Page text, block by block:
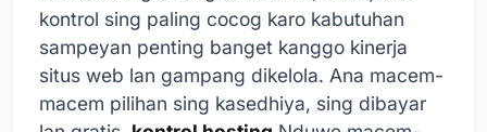
kontrol sing paling cocog karo kabutuhan
sampeyan penting banget kanggo kinerja
situs web lan gampang dikelola. Ana macem-
macem pilihan sing kasedhiya, sing dibayar